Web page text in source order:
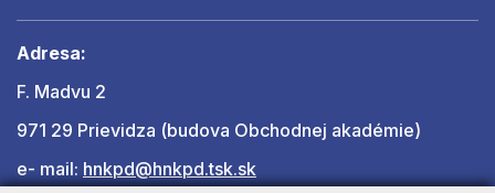
Adresa:
F. Madvu 2
971 29 Prievidza (budova Obchodnej akadémie)
e- mail: hnkpd@hnkpd.tsk.sk